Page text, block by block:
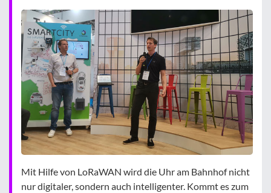
Mit Hilfe von LoRaWAN wird die Uhr am Bahnhof nicht
nur digitaler, sondern auch intelligenter. Kommt es zum